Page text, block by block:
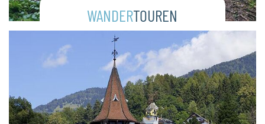
WANDERTOUREN